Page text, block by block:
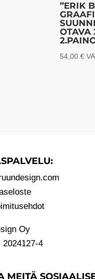
”ERIK
OTAVA
54,00€
Oy
2024127-4
MEITÄ